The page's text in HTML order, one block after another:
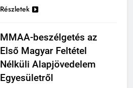
Részletek
MMAA-beszélgetés az
Első Magyar Feltétel
Nélküli Alapjövedelem
Egyesületről